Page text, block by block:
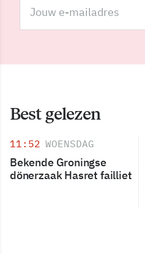
Best gelezen
11:52 WOENSDAG
Bekende Groningse
dönerzaak Hasret failliet